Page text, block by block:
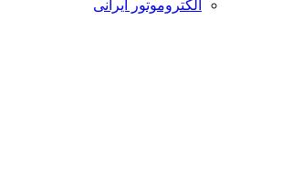
الکتروموتور ایرانی